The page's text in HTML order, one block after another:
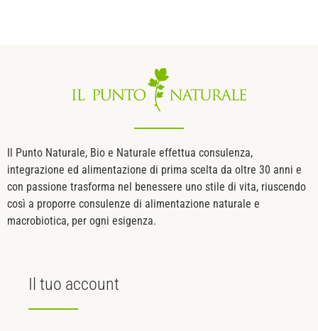
Il Punto Naturale, Bio e Naturale effettua consulenza,
integrazione ed alimentazione di prima scelta da oltre 30 anni e
con passione trasforma nel benessere uno stile di vita, riuscendo
così a proporre consulenze di alimentazione naturale e
macrobiotica, per ogni esigenza.
Il tuo account